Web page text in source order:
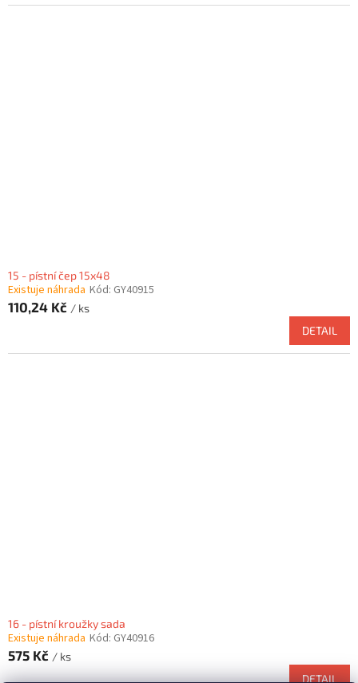
15 - pístní čep 15x48
Existuje náhrada Kód: GY40915
110,24 Kč / ks
DETAIL
16 - pístní kroužky sada
Existuje náhrada Kód: GY40916
575 Kč / ks
DETAIL